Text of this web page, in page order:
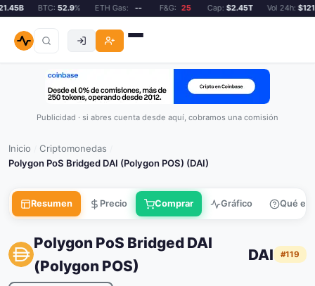
BTC:52.9% ETH Gas: -- F&G: 25 Cap:$2.45T Vol 24h:
Publicidad · si abres cuenta desde aquí, cobramos una comisión
Inicio Criptomonedas
Polygon PoS Bridged DAI (Polygon POS) (DAI)
Resumen Precio Comprar Gráfico Qué es
Polygon PoS Bridged DAI
(Polygon POS)
DAI #119